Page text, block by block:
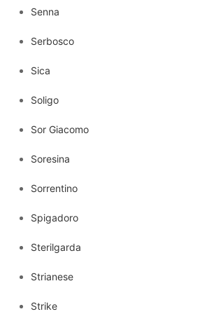
Senna
Serbosco
Sica
Soligo
Sor Giacomo
Soresina
Sorrentino
Spigadoro
Sterilgarda
Strianese
Strike